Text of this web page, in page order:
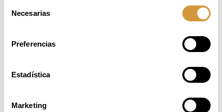
Necesarias
Preferencias
Estadística
Marketing
Nivel 3 en Sake, además del
“Basque Sumiller”
formación WSET aportando
conocimiento técnico y visión